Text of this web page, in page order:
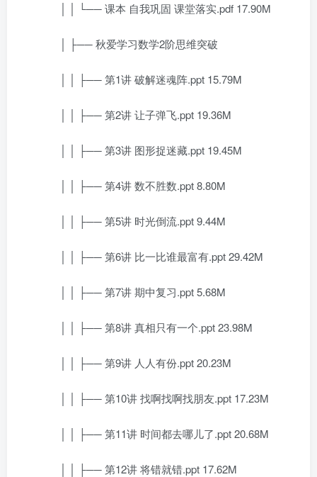
│ │ └── 课本 自我巩固 课堂落实.pdf 17.90M
│ ├── 秋爱学习数学2阶思维突破
│ │ ├── 第1讲 破解迷魂阵.ppt 15.79M
│ │ ├── 第2讲 让子弹飞.ppt 19.36M
│ │ ├── 第3讲 图形捉迷藏.ppt 19.45M
│ │ ├── 第4讲 数不胜数.ppt 8.80M
│ │ ├── 第5讲 时光倒流.ppt 9.44M
│ │ ├── 第6讲 比一比谁最富有.ppt 29.42M
│ │ ├── 第7讲 期中复习.ppt 5.68M
│ │ ├── 第8讲 真相只有一个.ppt 23.98M
│ │ ├── 第9讲 人人有份.ppt 20.23M
│ │ ├── 第10讲 找啊找啊找朋友.ppt 17.23M
│ │ ├── 第11讲 时间都去哪儿了.ppt 20.68M
│ │ ├── 第12讲 将错就错.ppt 17.62M